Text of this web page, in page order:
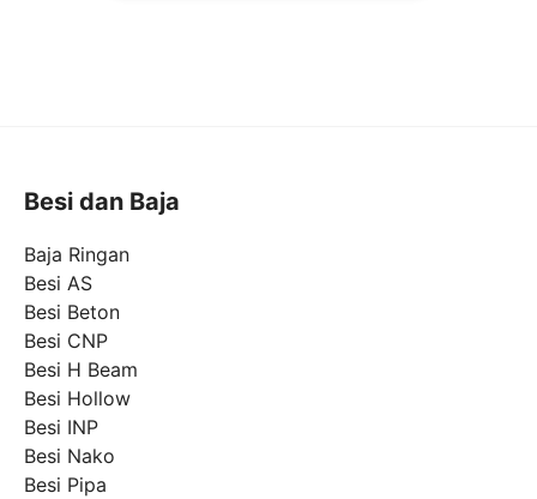
Besi dan Baja
Baja Ringan
Besi AS
Besi Beton
Besi CNP
Besi H Beam
Besi Hollow
Besi INP
Besi Nako
Besi Pipa